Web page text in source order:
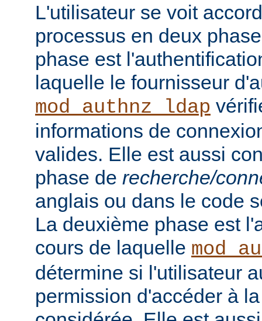
L'utilisateur se voit
processus en deux
phase est
laquelle le fournisseur
mod_authnz_ldap
informations de
valides. Elle est aussi
phase de recherche/
anglais ou dans le code
La deuxième phase est
cours de laquelle
détermine si l'utilisateur
permission d'accéder à